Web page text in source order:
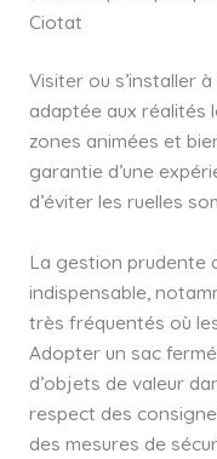
Ciotat
Visiter ou s’installer
adaptée aux réalités
zones animées et
garantie d’une
d’éviter les ruelles
La gestion prudente
indispensable,
très fréquentés où
Adopter un sac
d’objets de valeur
respect des
des mesures de